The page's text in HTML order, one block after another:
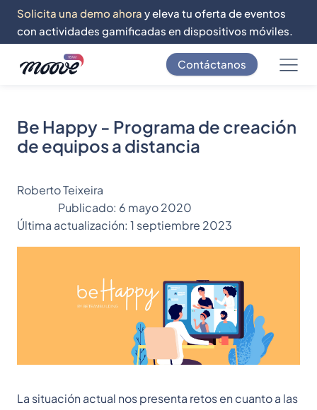
Solicita una demo ahora y eleva tu oferta de eventos
con actividades gamificadas en dispositivos móviles.
Contáctanos
Be Happy - Programa de creación
de equipos a distancia
Roberto Teixeira
Publicado: 6 mayo 2020
Última actualización: 1 septiembre 2023
La situación actual nos presenta retos en cuanto a las